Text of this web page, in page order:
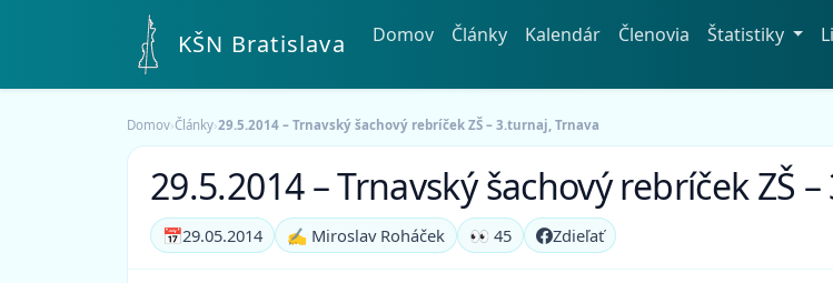
KŠN Bratislava Domov Články Kalendár Členovia Štatistiky
Domov›Články›29.5.2014 – Trnavský šachový rebríček ZŠ – 3.turnaj, Trnava
29.5.2014 – Trnavský šachový rebríček ZŠ
📅29.05.2014 ✍️ Miroslav Roháček 👀 45 Zdieľať